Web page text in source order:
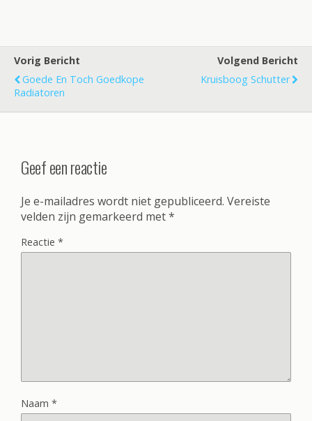
Vorig Bericht
Goede En Toch Goedkope
Radiatoren
Volgend Bericht
Kruisboog Schutter
Geef een reactie
Je e-mailadres wordt niet gepubliceerd. Vereiste
velden zijn gemarkeerd met*
Reactie *
Naam *